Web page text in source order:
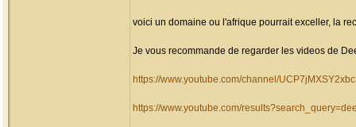
voici un domaine ou l'afrique pourrait exceller, la
Je vous recommande de regarder les videos de
https://www.youtube.com/channel/
https://www.youtube.com/